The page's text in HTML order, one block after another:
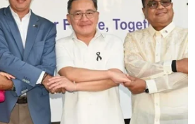
Trung Văn, quận Nam Từ Liêm,
tử vong. (Ảnh: Sơn Bách/Vietnam+)
trực Chính phủ Trương
điện số 424/CĐ-TTg về vụ
phường Trung Văn, quận